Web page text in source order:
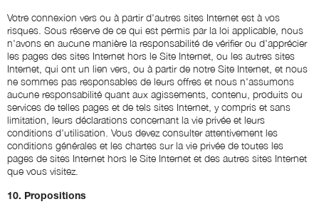
Votre connexion vers ou à partir d'autres sites Internet est à vos
risques. Sous réserve de ce qui est permis par la loi applicable, nous
n'avons en aucune manière la responsabilité de vérifier ou d'apprécier
les pages des sites Internet hors le Site Internet, ou les autres sites
Internet, qui ont un lien vers, ou à partir de notre Site Internet, et nous
ne sommes pas responsables de leurs offres et nous n'assumons
aucune responsabilité quant aux agissements, contenu, produits ou
services de telles pages et de tels sites Internet, y compris et sans
limitation, leurs déclarations concernant la vie privée et leurs
conditions d'utilisation. Vous devez consulter attentivement les
conditions générales et les chartes sur la vie privée de toutes les
pages de sites Internet hors le Site Internet et des autres sites Internet
que vous visitez.
10. Propositions